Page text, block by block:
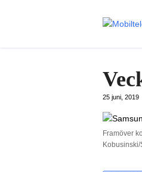
25 juni, 2019
Framöver